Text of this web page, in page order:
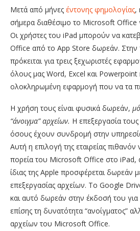
Μετά από μήνες έντονης φημολογίας,
σήμερα διαθέσιμο το Microsoft Office
Οι χρήστες του iPad μπορούν να
Office από το App Store δωρεάν. Στην
πρόκειται για τρεις ξεχωριστές
όλους μας Word, Excel και Powerpoint
ολοκληρωμένη εφαρμογή που να τα
Η χρήση τους είναι φυσικά δωρεάν,
“άνοιγμα” αρχείων. Η επεξεργασία
όσους έχουν συνδρομή στην
Αυτή η επιλογή της εταιρείας
πορεία του Microsoft Office στο iPad,
ίδιας της Apple προσφέρεται δωρεάν
επεξεργασίας αρχείων. Το Google
και αυτό δωρεάν στην έκδοσή του για
επίσης τη δυνατότητα “ανοίγματος”
αρχείων του Microsoft Office.